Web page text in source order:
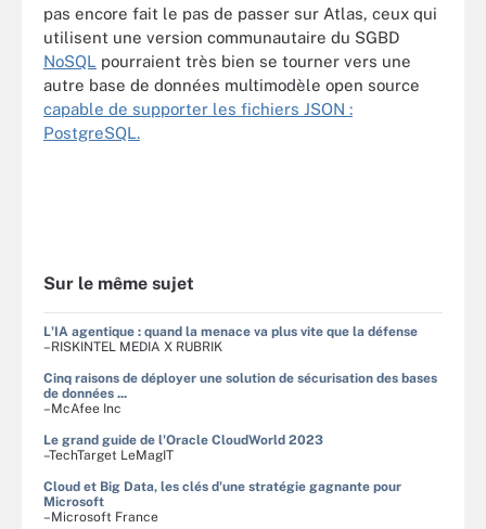
pas encore fait le pas de passer sur Atlas, ceux qui
utilisent une version communautaire du SGBD
NoSQL pourraient très bien se tourner vers une
autre base de données multimodèle open source
capable de supporter les fichiers JSON :
PostgreSQL.
Sur le même sujet
L'IA agentique : quand la menace va plus vite que la défense
–RISKINTEL MEDIA X RUBRIK
Cinq raisons de déployer une solution de sécurisation des bases
de données ...
–McAfee Inc
Le grand guide de l'Oracle CloudWorld 2023
–TechTarget LeMagIT
Cloud et Big Data, les clés d'une stratégie gagnante pour
Microsoft
–Microsoft France